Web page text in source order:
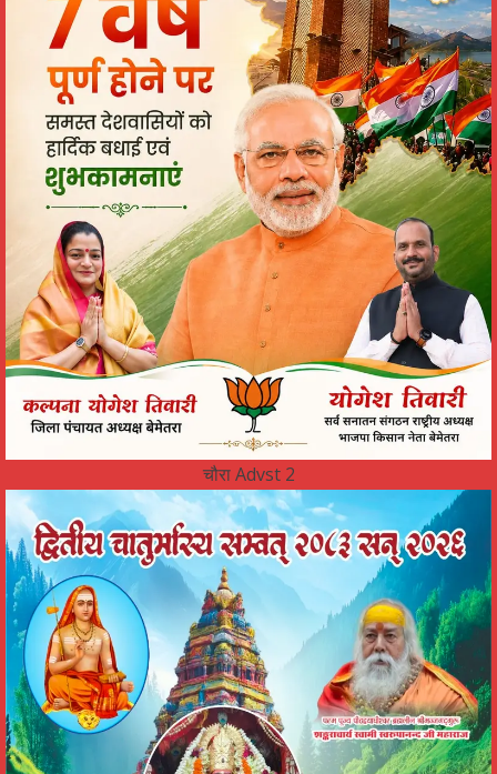
चौरा Advst 2